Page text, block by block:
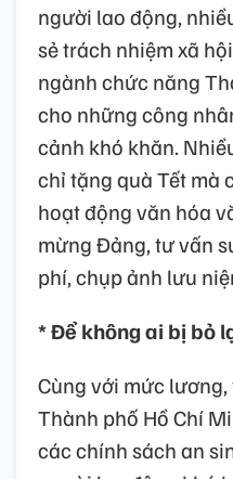
người lao động,
sẻ trách nhiệm xã
ngành chức năng
cho những công
cảnh khó khăn.
chỉ tặng quà Tết mà
hoạt động văn hóa
mừng Đảng, tư vấn
phí, chụp ảnh lưu
* Để không ai bị bỏ
Cùng với mức
Thành phố Hồ Chí
các chính sách an